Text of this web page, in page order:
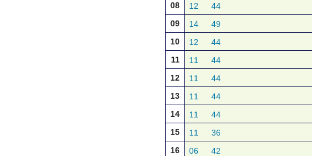
08 12 44
09 14 49
10 12 44
11 11 44
12 11 44
13 11 44
14 11 44
15 11 36
16 06 42